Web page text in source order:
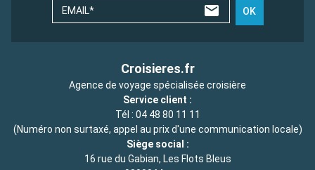
EMAIL* OK
Croisieres.fr
Agence de voyage spécialisée croisière
Service client :
Tél : 04 48 80 11 11
(Numéro non surtaxé, appel au prix d'une communication locale)
Siège social :
16 rue du Gabian, Les Flots Bleus